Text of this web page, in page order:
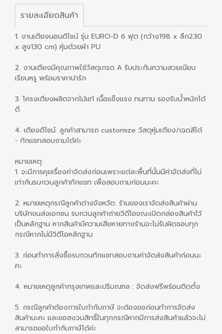
รายละเอียดสินค้า
1. งานเตียงนอนดีไซน์ รุ่น EURO-D 6 ฟุต (กว้าง198 x ลึก230
x สูง130 cm) หุ้มด้วยผ้า PU
2. งานเตียงมีคุณภาพใช้วัสดุเกรด A รับประกันความสวยเนียบ
เรียบหรู พร้อมราคาน่ารัก
3. โครงเตียงผลิตจากไม้แท้ เนื้อแข็งแรง ทนทาน รองรับน้ำหนักได้
ดี
4. เตียงดีไซน์: ลูกค้าสามารถ customize วัสดุหุ้มเตียง/เฉดสีได้
- ทักแชทสอบถามได้ค่ะ
หมายเหตุ:
1. จะมีการคุยเรื่องค่าจัดส่งก่อนเพราะแต่ละพื้นที่นั้นมีค่าจัดส่งที่ไม่
เท่ากันรบกวนลูกค้าทักแชท เพื่อสอบถามก่อนนะคะ
2. หมายเหตุกรณีลูกค้าต่างจังหวัด: ร้านของเราจัดส่งสินค้าผ่าน
บริษัทขนส่งเอกชน รบกวนลูกค้าถ่ายวิดีโอขณะเปิดกล่องสินค้าไว้
เป็นหลักฐาน หากสินค้ามีความเสียหายทางร้านจะไม่รับผิดชอบทุก
กรณีหากไม่มีวิดีโอหลักฐาน
3. ก่อนทำการสั่งซื้อรบกวนทักแชทสอบถามค่าจัดส่งสินค้าก่อนนะ
คะ
4. หมายเหตุลูกค้ากรุงเทพและปริมณฑล : จัดส่งฟรีพร้อมติดตั้ง
5. กรณีลูกค้าต้องการใบกำกับภาษี จะต้องขอก่อนทำการจัดส่ง
สินค้านะคะ และขอสงวนสิทธิ์ในทุกกรณีหากมีการส่งสินค้าแล้วจะไม่
สามารถขอใบกำกับภาษีได้ค่ะ